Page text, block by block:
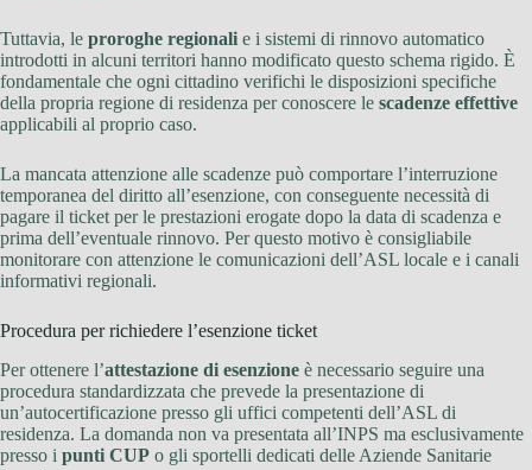
Tuttavia, le proroghe regionali e i sistemi di rinnovo automatico
introdotti in alcuni territori hanno modificato questo schema rigido. È
fondamentale che ogni cittadino verifichi le disposizioni specifiche
della propria regione di residenza per conoscere le scadenze effettive
applicabili al proprio caso.
La mancata attenzione alle scadenze può comportare l’interruzione
temporanea del diritto all’esenzione, con conseguente necessità di
pagare il ticket per le prestazioni erogate dopo la data di scadenza e
prima dell’eventuale rinnovo. Per questo motivo è consigliabile
monitorare con attenzione le comunicazioni dell’ASL locale e i canali
informativi regionali.
Procedura per richiedere l’esenzione ticket
Per ottenere l’attestazione di esenzione è necessario seguire una
procedura standardizzata che prevede la presentazione di
un’autocertificazione presso gli uffici competenti dell’ASL di
residenza. La domanda non va presentata all’INPS ma esclusivamente
presso i punti CUP o gli sportelli dedicati delle Aziende Sanitarie